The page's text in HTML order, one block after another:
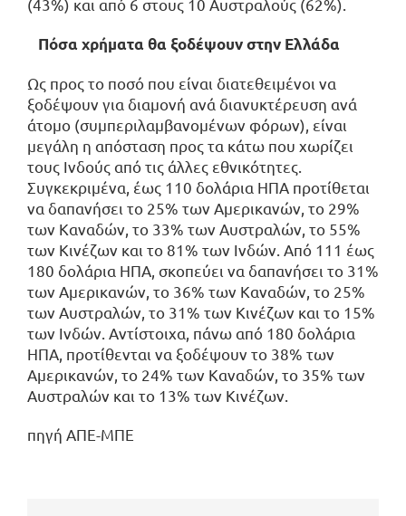
(43%) και από 6 στους 10 Αυστραλούς (62%).
Πόσα χρήματα θα ξοδέψουν στην Ελλάδα
Ως προς το ποσό που είναι διατεθειμένοι να
ξοδέψουν για διαμονή ανά διανυκτέρευση ανά
άτομο (συμπεριλαμβανομένων φόρων), είναι
μεγάλη η απόσταση προς τα κάτω που χωρίζει
τους Ινδούς από τις άλλες εθνικότητες.
Συγκεκριμένα, έως 110 δολάρια ΗΠΑ προτίθεται
να δαπανήσει το 25% των Αμερικανών, το 29%
των Καναδών, το 33% των Αυστραλών, το 55%
των Κινέζων και το 81% των Ινδών. Από 111 έως
180 δολάρια ΗΠΑ, σκοπεύει να δαπανήσει το 31%
των Αμερικανών, το 36% των Καναδών, το 25%
των Αυστραλών, το 31% των Κινέζων και το 15%
των Ινδών. Αντίστοιχα, πάνω από 180 δολάρια
ΗΠΑ, προτίθενται να ξοδέψουν το 38% των
Αμερικανών, το 24% των Καναδών, το 35% των
Αυστραλών και το 13% των Κινέζων.
πηγή ΑΠΕ-ΜΠΕ